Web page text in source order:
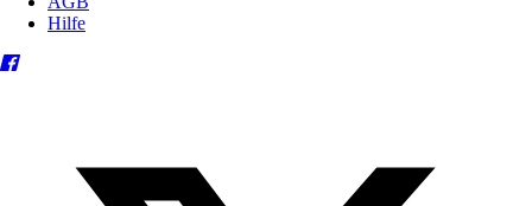
Hilfe